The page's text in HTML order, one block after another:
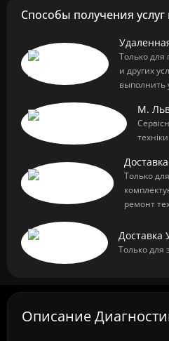
Способы получения услуг
Только для
и других
выполнить
М.
техніки
Только
ремонт
Доставка
Только для
Описание